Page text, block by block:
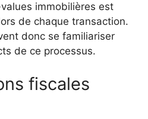
immobilières est
de chaque transaction.
donc se familiariser
de ce processus.
fiscales